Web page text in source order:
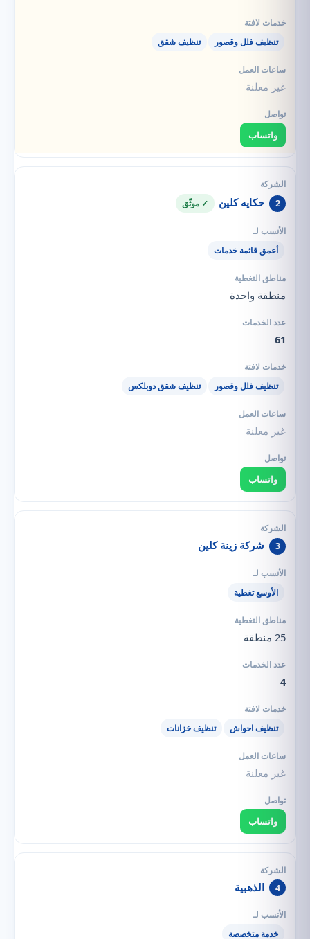
تنظيف فلل وقصور تنظيف شقق
غير معلنة
واتساب
2 حكايه كلين ✓ موثّق
أعمق قائمة خدمات
منطقة واحدة
61
تنظيف فلل وقصور تنظيف شقق دوبلكس
غير معلنة
واتساب
3 شركة زينة كلين
الأوسع تغطية
25 منطقة
4
تنظيف احواش تنظيف خزانات
غير معلنة
واتساب
4 الذهبية
خدمة متخصصة